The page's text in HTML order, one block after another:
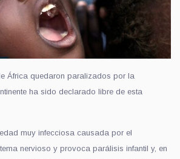
África quedaron paralizados por la
ha sido declarado libre de esta
muy infecciosa causada por el
nervioso y provoca parálisis infantil y, en